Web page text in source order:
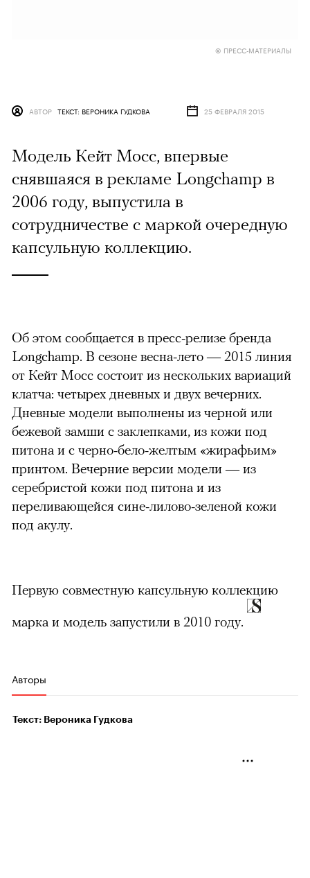
© ПРЕСС-МАТЕРИАЛЫ
АВТОР ТЕКСТ: ВЕРОНИКА ГУДКОВА 25 ФЕВРАЛЯ 2015
Модель Кейт Мосс, впервые
снявшаяся в рекламе Longchamp в
2006 году, выпустила в
сотрудничестве с маркой очередную
капсульную коллекцию.
Об этом сообщается в пресс-релизе бренда
Longchamp. В сезоне весна-лето — 2015 линия
от Кейт Мосс состоит из нескольких вариаций
клатча: четырех дневных и двух вечерних.
Дневные модели выполнены из черной или
бежевой замши с заклепками, из кожи под
питона и с черно-бело-желтым «жирафьим»
принтом. Вечерние версии модели — из
серебристой кожи под питона и из
переливающейся сине-лилово-зеленой кожи
под акулу.
Первую совместную капсульную коллекцию
марка и модель запустили в 2010 году.
Авторы
Текст: Вероника Гудкова